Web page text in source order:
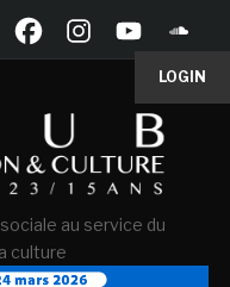
LOGIN
au service du
culture